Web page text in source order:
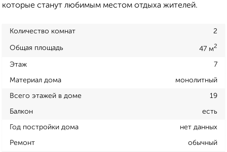
которые станут любимым местом отдыха жителей.
Количество комнат 2
Общая площадь 47 м2
Этаж 7
Материал дома монолитный
Всего этажей в доме 19
Балкон есть
Год постройки дома нет данных
Ремонт обычный